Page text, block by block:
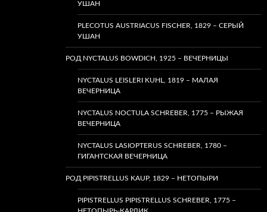
УШАН
PLECOTUS AUSTRIACUS FISCHER, 1829 – СЕРЫЙ
УШАН
РОД NYCTALUS BOWDICH, 1925 – ВЕЧЕРНИЦЫ
NYCTALUS LEISLERI KUHL, 1819 – МАЛАЯ
ВЕЧЕРНИЦА
NYCTALUS NOCTULA SCHREBER, 1775 – РЫЖАЯ
ВЕЧЕРНИЦА
NYCTALUS LASIOPTERUS SCHREBER, 1780 –
ГИГАНТСКАЯ ВЕЧЕРНИЦА
РОД PIPISTRELLUS KAUP, 1829 – НЕТОПЫРИ
PIPISTRELLUS PIPISTRELLUS SCHREBER, 1775 –